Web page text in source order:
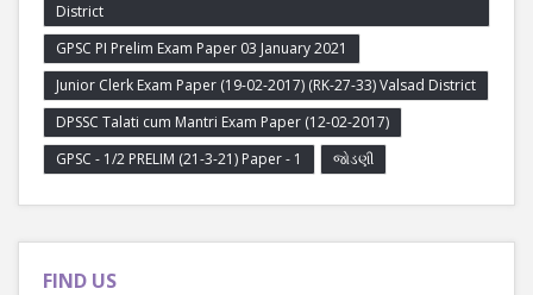
District
GPSC PI Prelim Exam Paper 03 January 2021
Junior Clerk Exam Paper (19-02-2017) (RK-27-33) Valsad District
DPSSC Talati cum Mantri Exam Paper (12-02-2017)
GPSC - 1/2 PRELIM (21-3-21) Paper - 1
જોડણી
FIND US